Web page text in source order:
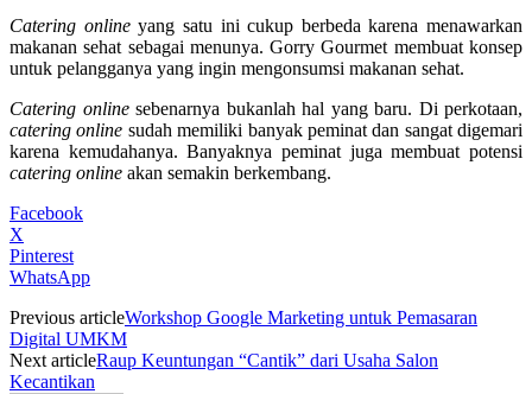
Catering onlineyang satu ini cukup berbeda karena menawarkan
makanan sehat sebagai menunya. Gorry Gourmet membuat konsep
untuk pelangganya yang ingin mengonsumsi makanan sehat.
Catering onlinesebenarnya bukanlah hal yang baru. Di perkotaan,
catering online sudah memiliki banyak peminat dan sangat digemari
karena kemudahanya. Banyaknya peminat juga membuat potensi
catering online akan semakin berkembang.
Facebook
X
Pinterest
WhatsApp
Previous articleWorkshop Google Marketing untuk Pemasaran
Digital UMKM
Next articleRaup Keuntungan “Cantik” dari Usaha Salon
Kecantikan